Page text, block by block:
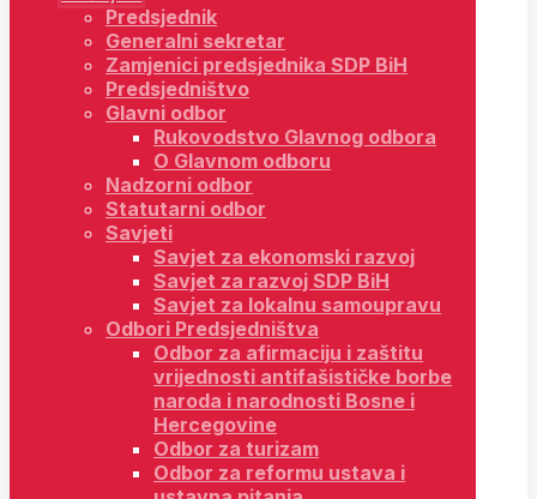
Predsjednik
Generalni sekretar
Zamjenici predsjednika SDP BiH
Predsjedništvo
Glavni odbor
Rukovodstvo Glavnog odbora
O Glavnom odboru
Nadzorni odbor
Statutarni odbor
Savjeti
Savjet za ekonomski razvoj
Savjet za razvoj SDP BiH
Savjet za lokalnu samoupravu
Odbori Predsjedništva
Odbor za afirmaciju i zaštitu
vrijednosti antifašističke borbe
naroda i narodnosti Bosne i
Hercegovine
Odbor za turizam
Odbor za reformu ustava i